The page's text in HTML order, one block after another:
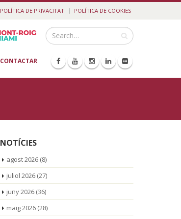
POLÍTICA DE PRIVACITAT POLÍTICA DE COOKIES
CONTACTAR
NOTÍCIES
agost 2026(8)
juliol 2026(27)
juny 2026(36)
maig 2026(28)